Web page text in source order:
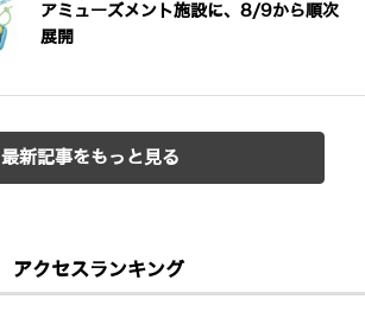
アミューズメント施設に、8/9から順次
展開
最新記事をもっと見る
アクセスランキング